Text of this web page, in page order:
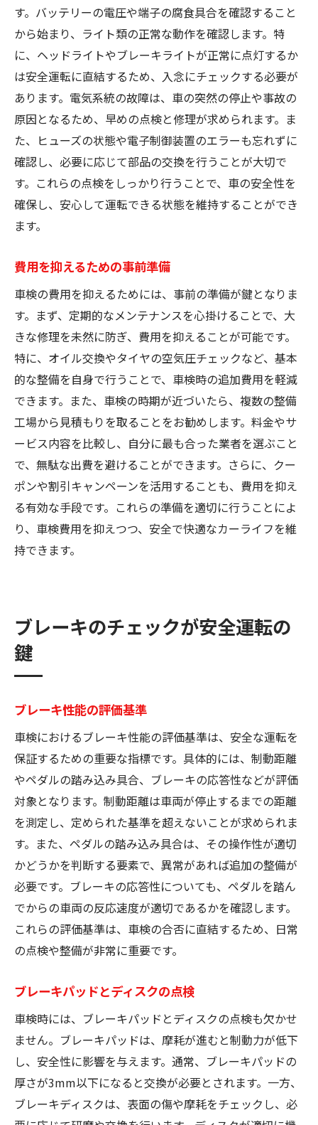
す。バッテリーの電圧や端子の腐食具合を確認すること
から始まり、ライト類の正常な動作を確認します。特
に、ヘッドライトやブレーキライトが正常に点灯するか
は安全運転に直結するため、入念にチェックする必要が
あります。電気系統の故障は、車の突然の停止や事故の
原因となるため、早めの点検と修理が求められます。ま
た、ヒューズの状態や電子制御装置のエラーも忘れずに
確認し、必要に応じて部品の交換を行うことが大切で
す。これらの点検をしっかり行うことで、車の安全性を
確保し、安心して運転できる状態を維持することができ
ます。
費用を抑えるための事前準備
車検の費用を抑えるためには、事前の準備が鍵となりま
す。まず、定期的なメンテナンスを心掛けることで、大
きな修理を未然に防ぎ、費用を抑えることが可能です。
特に、オイル交換やタイヤの空気圧チェックなど、基本
的な整備を自身で行うことで、車検時の追加費用を軽減
できます。また、車検の時期が近づいたら、複数の整備
工場から見積もりを取ることをお勧めします。料金やサ
ービス内容を比較し、自分に最も合った業者を選ぶこと
で、無駄な出費を避けることができます。さらに、クー
ポンや割引キャンペーンを活用することも、費用を抑え
る有効な手段です。これらの準備を適切に行うことによ
り、車検費用を抑えつつ、安全で快適なカーライフを維
持できます。
ブレーキのチェックが安全運転の
鍵
ブレーキ性能の評価基準
車検におけるブレーキ性能の評価基準は、安全な運転を
保証するための重要な指標です。具体的には、制動距離
やペダルの踏み込み具合、ブレーキの応答性などが評価
対象となります。制動距離は車両が停止するまでの距離
を測定し、定められた基準を超えないことが求められま
す。また、ペダルの踏み込み具合は、その操作性が適切
かどうかを判断する要素で、異常があれば追加の整備が
必要です。ブレーキの応答性についても、ペダルを踏ん
でからの車両の反応速度が適切であるかを確認します。
これらの評価基準は、車検の合否に直結するため、日常
の点検や整備が非常に重要です。
ブレーキパッドとディスクの点検
車検時には、ブレーキパッドとディスクの点検も欠かせ
ません。ブレーキパッドは、摩耗が進むと制動力が低下
し、安全性に影響を与えます。通常、ブレーキパッドの
厚さが3mm以下になると交換が必要とされます。一方、
ブレーキディスクは、表面の傷や摩耗をチェックし、必